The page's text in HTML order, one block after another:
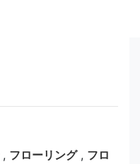
, フローリング, フロ